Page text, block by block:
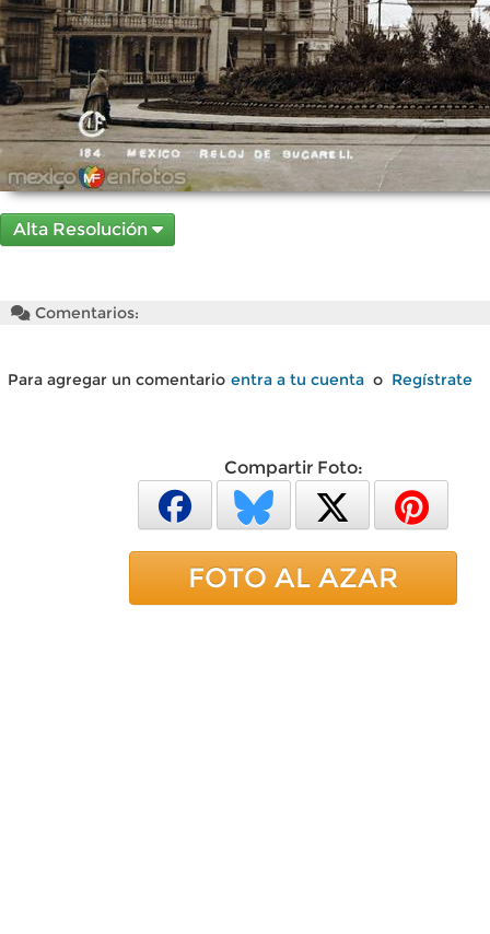
Alta Resolución
Comentarios:
Para agregar un comentario entra a tu cuenta o Regístrate
Compartir Foto:
FOTO AL AZAR